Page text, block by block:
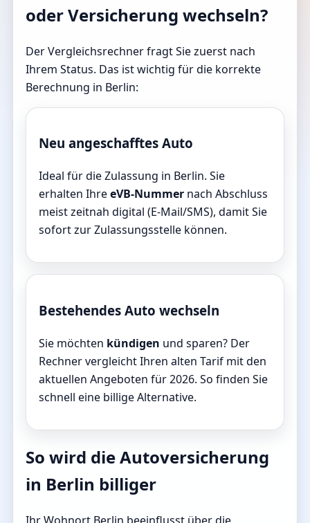
oder Versicherung wechseln?
Der Vergleichsrechner fragt Sie zuerst nach
Ihrem Status. Das ist wichtig für die korrekte
Berechnung in Berlin:
Neu angeschafftes Auto
Ideal für die Zulassung in Berlin. Sie
erhalten IhreeVB-Nummer nach Abschluss
meist zeitnah digital (E-Mail/SMS), damit Sie
sofort zur Zulassungsstelle können.
Bestehendes Auto wechseln
Sie möchten kündigen und sparen? Der
Rechner vergleicht Ihren alten Tarif mit den
aktuellen Angeboten für 2026. So finden Sie
schnell eine billige Alternative.
So wird die Autoversicherung
in Berlin billiger